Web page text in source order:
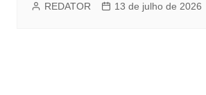
REDATOR 13 de julho de 2026